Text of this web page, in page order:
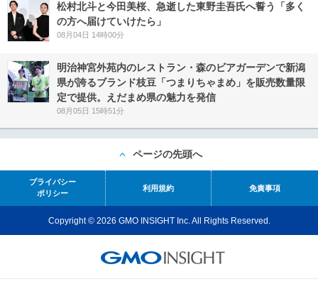
松村北斗と今田美桜、急逝した東野圭吾氏へ誓う「多く
の方へ届けていけたら」
08月04日 14時00分
明治神宮外苑内のレストラン・森のビアガーデンで新潟
県が誇るブランド枝豆「つまりちゃまめ」を販売数量限
定で提供。えだまめ県の魅力を発信
08月05日 15時51分
ページの先頭へ
プライバシー
ポリシー
利用規約 免責事項
Copyright © 2026 GMO INSIGHT Inc. All Rights Reserved.